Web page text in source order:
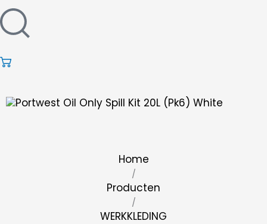
Home
/
Producten
/
WERKKLEDING